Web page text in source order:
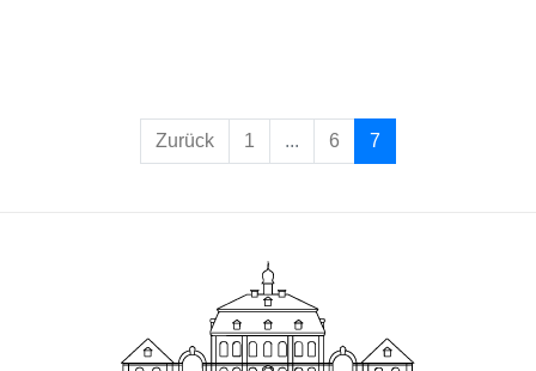
Zurück 1 ... 6 7